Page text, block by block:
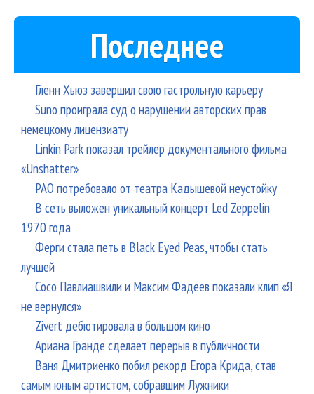
Последнее
Гленн Хьюз завершил свою гастрольную карьеру
Suno проиграла суд о нарушении авторских прав
немецкому лицензиату
Linkin Park показал трейлер документального фильма
«Unshatter»
РАО потребовало от театра Кадышевой неустойку
В сеть выложен уникальный концерт Led Zeppelin
1970 года
Ферги стала петь в Black Eyed Peas, чтобы стать
лучшей
Сосо Павлиашвили и Максим Фадеев показали клип «Я
не вернулся»
Zivert дебютировала в большом кино
Ариана Гранде сделает перерыв в публичности
Ваня Дмитриенко побил рекорд Егора Крида, став
самым юным артистом, собравшим Лужники